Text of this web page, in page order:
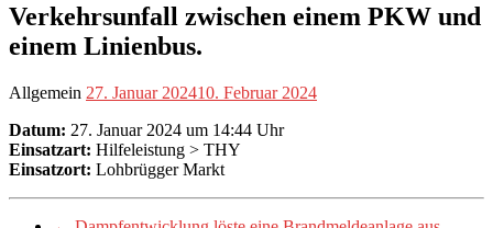
Verkehrsunfall zwischen einem PKW und
einem Linienbus.
Allgemein 27. Januar 202410. Februar 2024
Datum: 27. Januar 2024 um 14:44 Uhr
Einsatzart: Hilfeleistung > THY
Einsatzort: Lohbrügger Markt